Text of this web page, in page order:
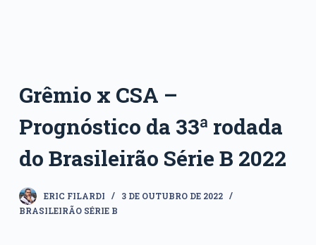
Grêmio x CSA –
Prognóstico da 33ª rodada
do Brasileirão Série B 2022
ERIC FILARDI
3 DE OUTUBRO DE 2022
BRASILEIRÃO SÉRIE B